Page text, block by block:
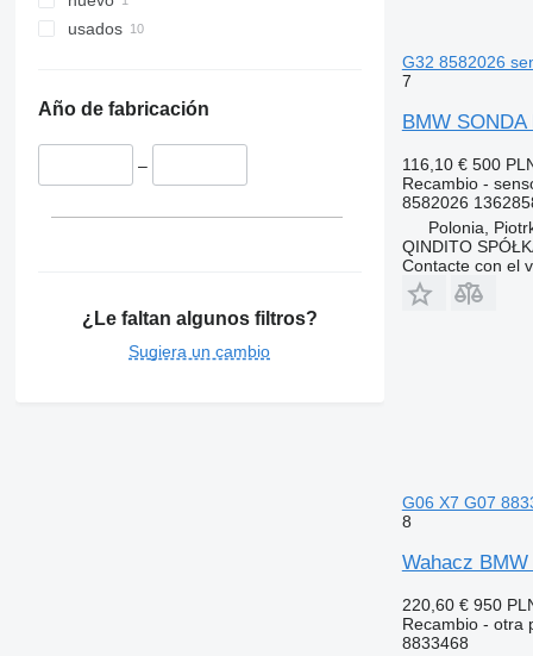
Vito
Trafic
Twingo
XC
usados
Año de fabricación
–
¿Le faltan algunos filtros?
Sugiera un cambio
G32 8582026
7
BMW
116,10 € 500
Recambio -
8582026
Polonia,
QINDITO
Contacte con el
G06 X7 G07
8
Wahacz
220,60 € 950
Recambio - otra
8833468